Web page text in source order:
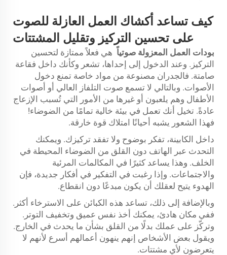
كيف تساعد أكشاك العمل العازلة للصوت
على تحسين التركيز وتقليل المشتتات
بودات العمل المعزولة صوتياً هي فعلاً ممتازة لتحسين
التركيز. وعند الدخول إلى إحداها، تشعر وكأنك داخل فقاعة
صامتة. فالجدران مصنوعة من مواد خاصة تمنع دخول
الأصوات. وبالتالي لا تسمع صوت التلفاز العالي أو أصوات
الأطفال وهم يلعبون أو غيرها من الأمور التي تُسبب الإزعاج
عادةً. تخيل أنك تعمل في بيئة خالية تمامًا من الضوضاء!
فهذا الشعور يشبه أحيانًا امتلاك قوة خارقة.
داخل الكابينة، تفكر بوضوح ولا تفقد تركيزك. ويمكنك
التحدث عبر الهاتف دون القلق من الضوضاء المحيطة في
الخلف. وهذا يساعد كثيرًا في المكالمات المرئية
والاجتماعات. وإذا رغبت في التفكير في أفكار جديدة، فإن
الهدوء يتيح لعقلك أن يكون مبدعًا دون انقطاع.
وبالإضافة إلى ذلك، تساعد هذه الكبائن على الاسترخاء أكثر.
ففي مكان هادئ، يمكنك أخذ نفس عميق وتخفيف التوتر.
وتركّز على عملك بدلًا من القلق بشأن ما يحدث في الخارج.
ويقول بعض الأشخاص إنهم ينهون أعمالهم أسرع لأنهم لا
يتعرضون لأي مشتتات.